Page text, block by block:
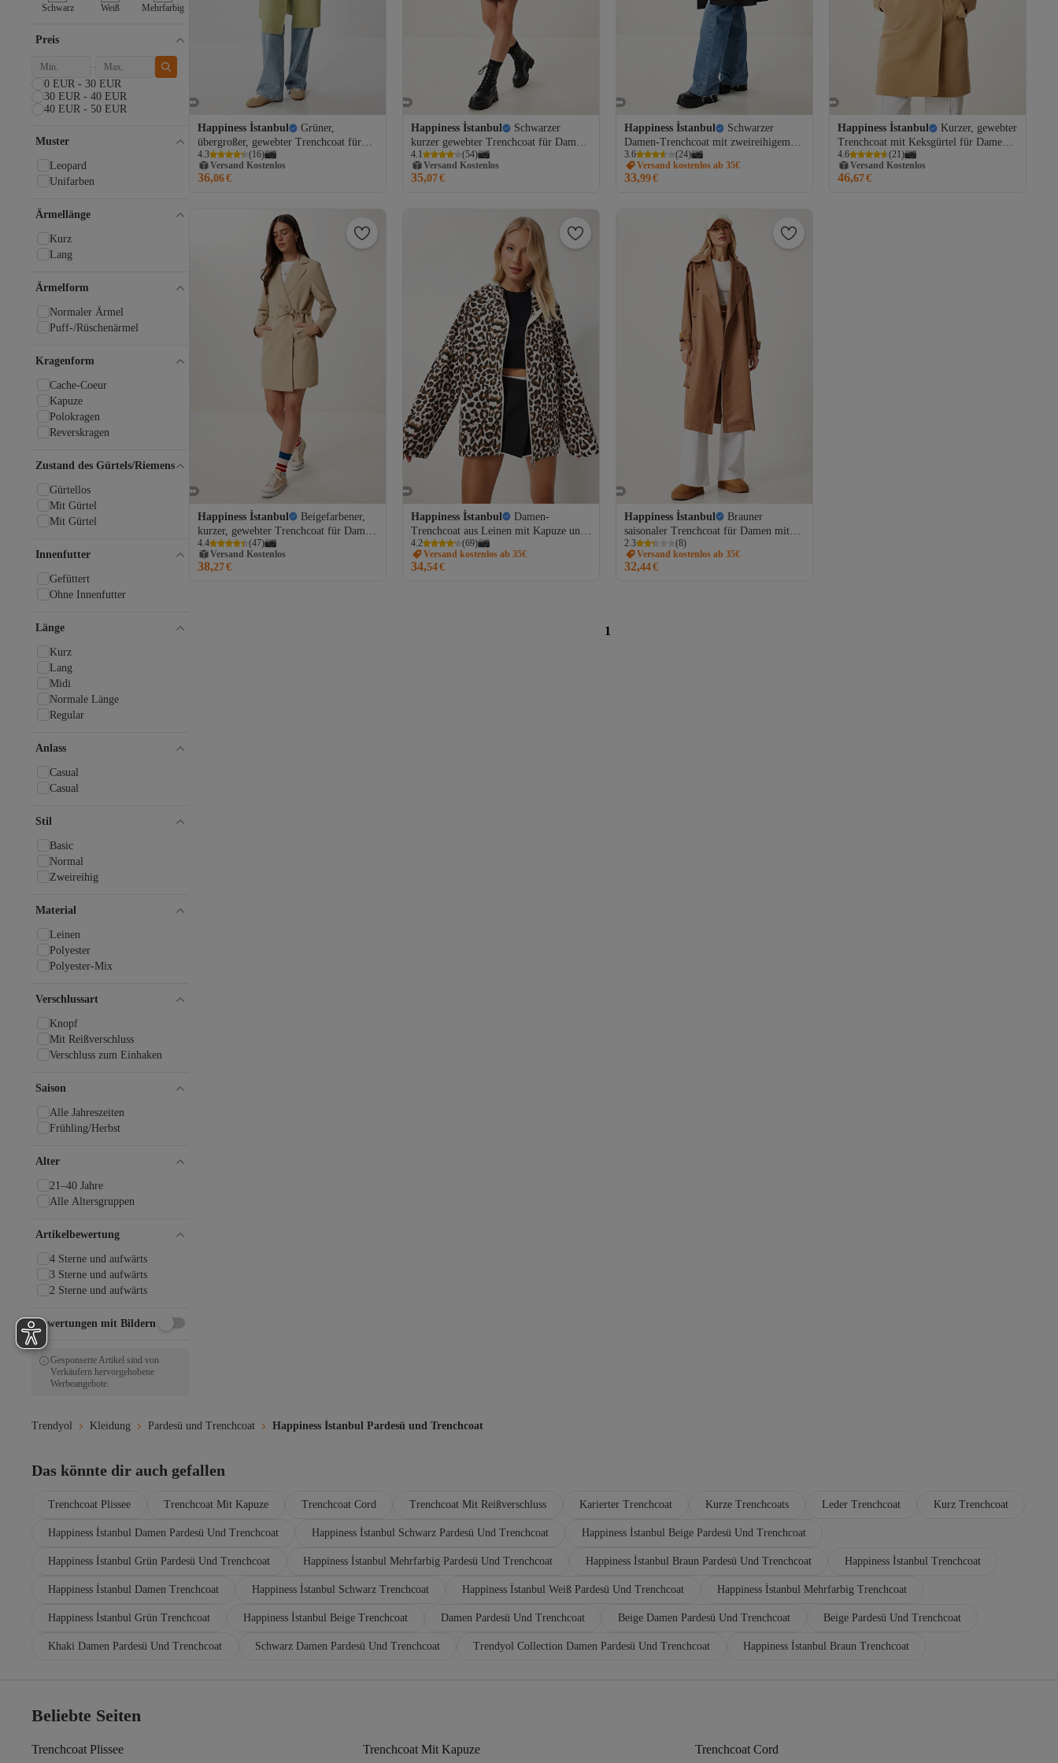
Happiness İstanbul
Grüner,
übergroßer, gewebter Trenchcoat für
Damen von Çağla FG00054
4.3 (16)
Versand Kostenlos
Gratis Versand
Versand Kostenlos
36,06€
Happiness İstanbul
Schwarzer
kurzer gewebter Trenchcoat für Damen
mit Gürtel GP00027
4.1 (54)
Versand Kostenlos
Gratis Versand
Versand Kostenlos
35,07€
Happiness İstanbul
Schwarzer
Damen-Trenchcoat mit zweireihigem
Kragen und Gürtel für die Saison
DD01374
3.6 (24)
Versand kostenlos ab 35€
33,99€
Happiness İstanbul
Kurzer, gewebter
Trenchcoat mit Keksgürtel für Damen
GP00027
4.6 (21)
Versand Kostenlos
Gratis Versand
Versand Kostenlos
46,67€
Happiness İstanbul
Beigefarbener,
kurzer, gewebter Trenchcoat für Damen
mit Gürtel GP00027
4.4 (47)
Versand Kostenlos
Gratis Versand
Versand Kostenlos
38,27€
Happiness İstanbul
Damen-
Trenchcoat aus Leinen mit Kapuze und
Leopardenmuster in Weiß und Braun
SA00032
4.2 (69)
Versand kostenlos ab 35€
34,54€
Happiness İstanbul
Brauner
saisonaler Trenchcoat für Damen mit
Schnallengürtel FN03292
2.3 (8)
Versand kostenlos ab 35€
32,44€
1
Delpino
FACETTE
Fila
Fulla Moda
Fullamoda
hazelin
Hiccup
InStyle
it's basic
Juste Studio
Lacoste
Madmext
MANGO
MANGO Man
Mizalle
ModaMihram
myMo
Noa Noa
Noisy May
ONLY
Pieces
Quzu
Ragwear
Şimal
STONE HARBOUR
Suud Collection
Tommy Hilfiger
Touche Prive
Trend Alaçatı Stili
USHA
VEGENZE
VOLT CLOTHİNG
ZF BUTİK
Schwarz Weiß Mehrfarbig
Preis
0 EUR - 30 EUR
30 EUR - 40 EUR
40 EUR - 50 EUR
Muster
Leopard
Unifarben
Ärmellänge
Kurz
Lang
Ärmelform
Normaler Ärmel
Puff-/Rüschenärmel
Kragenform
Cache-Coeur
Kapuze
Polokragen
Reverskragen
Zustand des Gürtels/Riemens
Gürtellos
Mit Gürtel
Mit Gürtel
Innenfutter
Gefüttert
Ohne Innenfutter
Länge
Kurz
Lang
Midi
Normale Länge
Regular
Anlass
Casual
Casual
Stil
Basic
Normal
Zweireihig
Material
Leinen
Polyester
Polyester-Mix
Verschlussart
Knopf
Mit Reißverschluss
Verschluss zum Einhaken
Saison
Alle Jahreszeiten
Frühling/Herbst
Alter
21–40 Jahre
Alle Altersgruppen
Artikelbewertung
4 Sterne und aufwärts
3 Sterne und aufwärts
2 Sterne und aufwärts
Bewertungen mit Bildern
Gesponserte Artikel sind von
Verkäufern hervorgehobene
Werbeangebote.
Trendyol Kleidung Pardesü und Trenchcoat Happiness İstanbul Pardesü und Trenchcoat
Das könnte dir auch gefallen
Trenchcoat Plissee Trenchcoat Mit Kapuze Trenchcoat Cord Trenchcoat Mit Reißverschluss Karierter Trenchcoat Kurze Trenchcoats Leder Trenchcoat Kurz Trenchcoat
Happiness İstanbul Damen Pardesü Und Trenchcoat Happiness İstanbul Schwarz Pardesü Und Trenchcoat Happiness İstanbul Beige Pardesü Und Trenchcoat
Happiness İstanbul Grün Pardesü Und Trenchcoat Happiness İstanbul Mehrfarbig Pardesü Und Trenchcoat Happiness İstanbul Braun Pardesü Und Trenchcoat Happiness İstanbul Trenchcoat
Happiness İstanbul Damen Trenchcoat Happiness İstanbul Schwarz Trenchcoat Happiness İstanbul Weiß Pardesü Und Trenchcoat Happiness İstanbul Mehrfarbig Trenchcoat
Happiness İstanbul Grün Trenchcoat Happiness İstanbul Beige Trenchcoat Damen Pardesü Und Trenchcoat Beige Damen Pardesü Und Trenchcoat Beige Pardesü Und Trenchcoat
Khaki Damen Pardesü Und Trenchcoat Schwarz Damen Pardesü Und Trenchcoat Trendyol Collection Damen Pardesü Und Trenchcoat Happiness İstanbul Braun Trenchcoat
Beliebte Seiten
Trenchcoat Plissee Trenchcoat Mit Kapuze
Trenchcoat Cord